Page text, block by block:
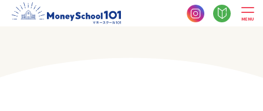
MENU